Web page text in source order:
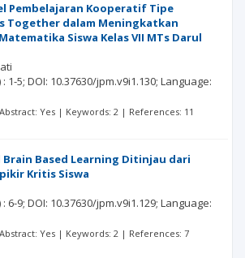
Pembelajaran Kooperatif Tipe
Together dalam Meningkatkan
Siswa Kelas VII MTs Darul
: 1-5; DOI: 10.37630/jpm.v9i1.130; Language:
Yes | Keywords: 2 | References: 11
Brain Based Learning Ditinjau dari
Kritis Siswa
: 6-9; DOI: 10.37630/jpm.v9i1.129; Language:
Yes | Keywords: 2 | References: 7